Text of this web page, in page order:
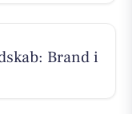
Brand i